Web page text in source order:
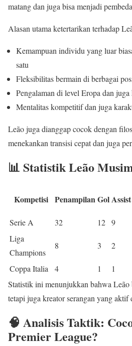
matang dan juga bisa menjadi
Alasan utama ketertarikan terhadap
Kemampuan individu yang luar
satu
Fleksibilitas bermain di berbagai
Pengalaman di level Eropa dan
Mentalitas kompetitif dan juga
Leão juga dianggap cocok dengan
menekankan transisi cepat dan juga
📊 Statistik Leão
Kompetisi PenampilanGolAssist
Serie A 32 12 9
Liga
Champions
8 3 2
Coppa Italia 4 1 1
Statistik ini menunjukkan bahwa Leão
tetapi juga kreator serangan yang aktif
🧠 Analisis Taktik:
Premier League?